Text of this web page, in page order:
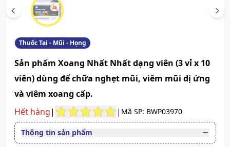
Scroll left
Thuốc Tai - Mũi - Họng
Sản phẩm Xoang Nhất Nhất dạng viên (3 vỉ x 10
viên) dùng để chữa nghẹt mũi, viêm mũi dị ứng
và viêm xoang cấp.
Hết hàng| | Mã SP: BWP03970
Thông tin sản phẩm